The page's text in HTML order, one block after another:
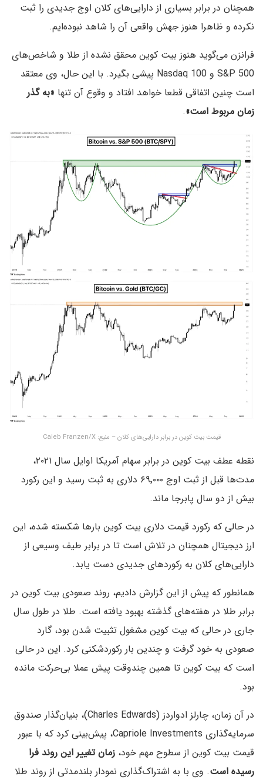
همچنان در برابر بسیاری از دارایی‌های کلان اوج جدیدی را ثبت
نکرده و ظاهرا هنوز جهش واقعی آن را شاهد نبوده‌ایم.
فرانزن می‌گوید هنوز بیت کوین محقق نشده از طلا و شاخص‌های
S&P 500 و Nasdaq 100 پیشی بگیرد. با این حال، وی معتقد
است چنین اتفاقی قطعا خواهد افتاد و وقوع آن تنها «به گذر
زمان مربوط است».
قیمت بیت کوین در برابر دارایی‌های کلان – منبع: Caleb Franzen/X
نقطه عطف بیت کوین در برابر سهام آمریکا اوایل سال ۲۰۲۱،
مدت‌ها قبل از ثبت اوج ۶۹٬۰۰۰ دلاری به ثبت رسید و این رکورد
بیش از دو سال پابرجا ماند.
در حالی که رکورد قیمت دلاری بیت کوین بارها شکسته شده، این
ارز دیجیتال همچنان در تلاش است تا در برابر طیف وسیعی از
دارایی‌های کلان به رکوردهای جدیدی دست یابد.
همانطور که پیش از این گزارش دادیم، روند صعودی بیت کوین در
برابر طلا در هفته‌های گذشته بهبود یافته است. طلا در طول سال
جاری در حالی که بیت کوین مشغول تثبیت شدن بود، گارد
صعودی به خود گرفت و چندین بار رکوردشکنی کرد. این در حالی
است که بیت کوین تا همین چندوقت پیش عملا بی‌حرکت مانده
بود.
در آن زمان، چارلز ادواردز (Charles Edwards)، بنیان‌گذار صندوق
سرمایه‌گذاری Capriole Investments، پیش‌بینی کرد که با عبور
قیمت بیت کوین از سطوح مهم خود، زمان تغییر این روند فرا
رسیده است. وی با به اشتراک‌گذاری نمودار بلندمدتی از روند طلا